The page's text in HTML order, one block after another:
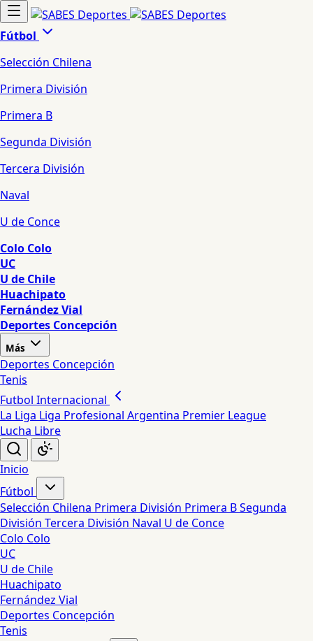
Fútbol
Selección Chilena
Primera División
Primera B
Segunda División
Tercera División
Naval
U de Conce
Colo Colo
UC
U de Chile
Huachipato
Fernández Vial
Deportes Concepción
Más
Deportes Concepción
Tenis
Futbol Internacional
La Liga Liga Profesional Argentina Premier League
Lucha Libre
Inicio
Fútbol
Selección Chilena Primera División Primera BSegunda
División Tercera División Naval U de Conce
Colo Colo
UC
U de Chile
Huachipato
Fernández Vial
Deportes Concepción
Tenis